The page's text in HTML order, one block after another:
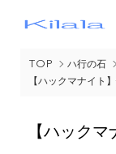
TOP
ハ行の石
【ハックマナイト
【ハック